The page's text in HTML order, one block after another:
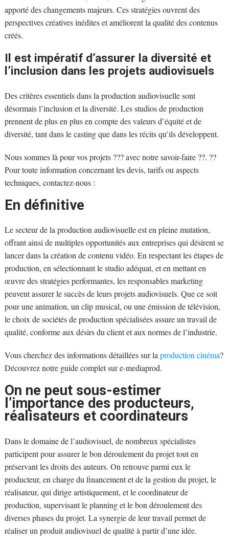
apporté des changements majeurs. Ces stratégies ouvrent des
perspectives créatives inédites et améliorent la qualité des contenus
créés.
Il est impératif d’assurer la diversité et
l’inclusion dans les projets audiovisuels
Des critères essentiels dans la production audiovisuelle sont
désormais l’inclusion et la diversité. Les studios de production
prennent de plus en plus en compte des valeurs d’équité et de
diversité, tant dans le casting que dans les récits qu’ils développent.
Nous sommes là pour vos projets ??? avec notre savoir-faire ??. ??
Pour toute information concernant les devis, tarifs ou aspects
techniques, contactez-nous :
En définitive
Le secteur de la production audiovisuelle est en pleine mutation,
offrant ainsi de multiples opportunités aux entreprises qui désirent se
lancer dans la création de contenu vidéo. En respectant les étapes de
production, en sélectionnant le studio adéquat, et en mettant en
œuvre des stratégies performantes, les responsables marketing
peuvent assurer le succès de leurs projets audiovisuels. Que ce soit
pour une animation, un clip musical, ou une émission de télévision,
le choix de sociétés de production spécialisées assure un travail de
qualité, conforme aux désirs du client et aux normes de l’industrie.
Vous cherchez des informations détaillées sur laproduction cinéma?
Découvrez notre guide complet sur e-mediaprod.
On ne peut sous-estimer
l’importance des producteurs,
réalisateurs et coordinateurs
Dans le domaine de l’audiovisuel, de nombreux spécialistes
participent pour assurer le bon déroulement du projet tout en
préservant les droits des auteurs. On retrouve parmi eux le
producteur, en charge du financement et de la gestion du projet, le
réalisateur, qui dirige artistiquement, et le coordinateur de
production, supervisant le planning et le bon déroulement des
diverses phases du projet. La synergie de leur travail permet de
réaliser un produit audiovisuel de qualité à partir d’une idée.